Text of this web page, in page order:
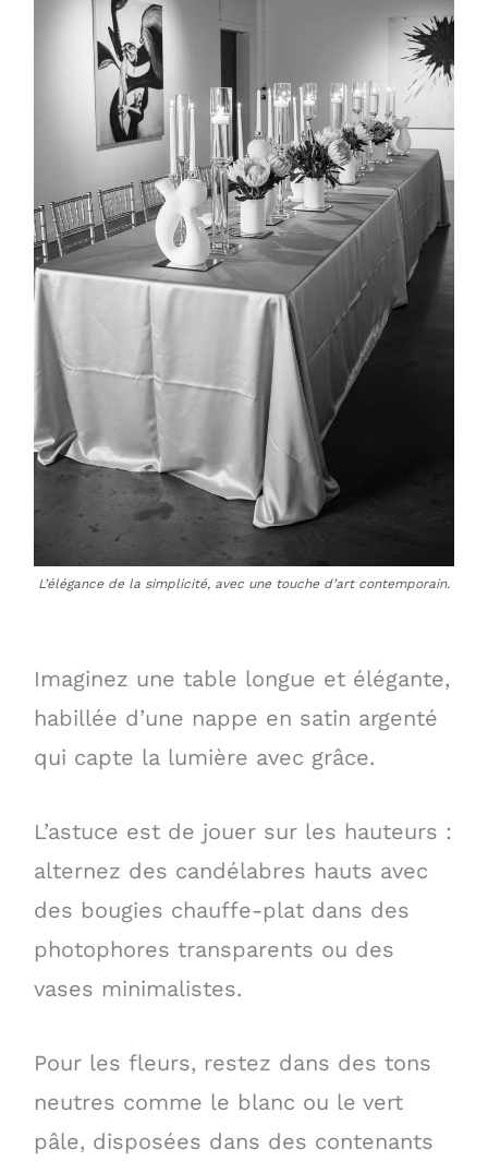
L’élégance de la simplicité, avec une touche d’art contemporain.
Imaginez une table longue et élégante,
habillée d’une nappe en satin argenté
qui capte la lumière avec grâce.
L’astuce est de jouer sur les hauteurs :
alternez des candélabres hauts avec
des bougies chauffe-plat dans des
photophores transparents ou des
vases minimalistes.
Pour les fleurs, restez dans des tons
neutres comme le blanc ou le vert
pâle, disposées dans des contenants